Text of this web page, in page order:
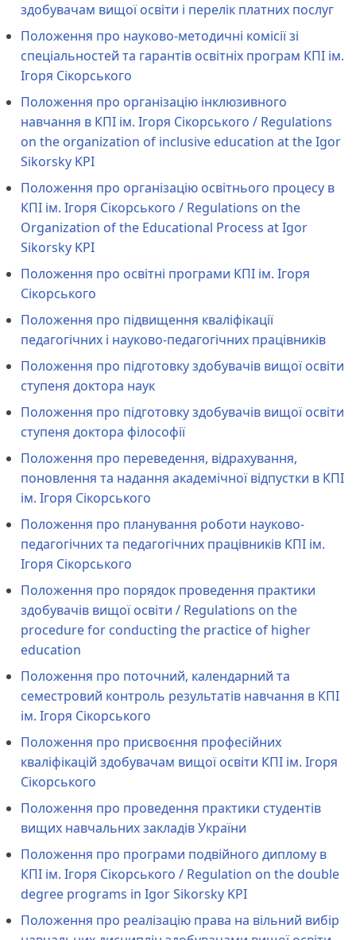
здобувачам вищої освіти і перелік платних послуг
Положення про науково-методичні комісії зі
спеціальностей та гарантів освітніх програм КПІ ім.
Ігоря Сікорського
Положення про організацію інклюзивного
навчання в КПІ ім. Ігоря Сікорського / Regulations
on the organization of inclusive education at the Igor
Sikorsky KPI
Положення про організацію освітнього процесу в
КПІ ім. Ігоря Сікорського / Regulations on the
Organization of the Educational Process at Igor
Sikorsky KPI
Положення про освітні програми КПІ ім. Ігоря
Сікорського
Положення про підвищення кваліфікації
педагогічних і науково-педагогічних працівників
Положення про підготовку здобувачів вищої освіти
ступеня доктора наук
Положення про підготовку здобувачів вищої освіти
ступеня доктора філософії
Положення про переведення, відрахування,
поновлення та надання академічної відпустки в КПІ
ім. Ігоря Сікорського
Положення про планування роботи науково-
педагогічних та педагогічних працівників КПІ ім.
Ігоря Сікорського
Положення про порядок проведення практики
здобувачів вищої освіти / Regulations on the
procedure for conducting the practice of higher
education
Положення про поточний, календарний та
семестровий контроль результатів навчання в КПІ
ім. Ігоря Сікорського
Положення про присвоєння професійних
кваліфікацій здобувачам вищої освіти КПІ ім. Ігоря
Сікорського
Положення про проведення практики студентів
вищих навчальних закладів України
Положення про програми подвійного диплому в
КПІ ім. Ігоря Сікорського / Regulation on the double
degree programs in Igor Sikorsky KPI
Положення про реалізацію права на вільний вибір